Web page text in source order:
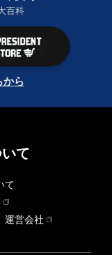
百科
から
て
て
運営会社